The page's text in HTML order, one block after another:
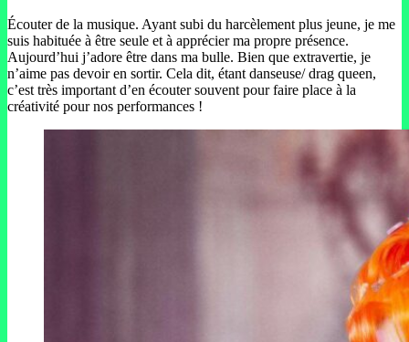
Écouter de la musique. Ayant subi du harcèlement plus jeune, je me
suis habituée à être seule et à apprécier ma propre présence.
Aujourd’hui j’adore être dans ma bulle. Bien que extravertie, je
n’aime pas devoir en sortir. Cela dit, étant danseuse/ drag queen,
c’est très important d’en écouter souvent pour faire place à la
créativité pour nos performances !